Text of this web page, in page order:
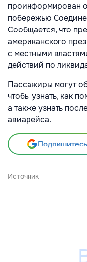
проинформирован
побережью
Сообщается, что
американского
с местными
действий по
Пассажиры могут
чтобы узнать, как
а также узнать
авиарейса.
Источник